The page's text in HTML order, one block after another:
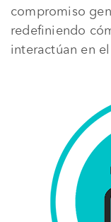
compromiso
redefiniendo
interactúan en